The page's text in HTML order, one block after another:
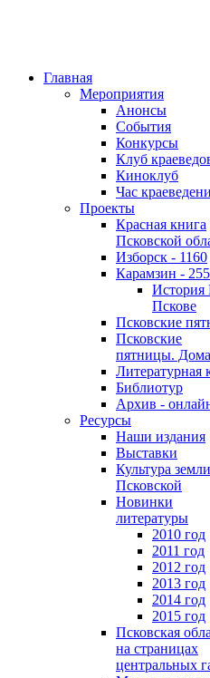
Главная
Мероприятия
Анонсы
События
Конкурсы
Клуб
Киноклуб
Час
Проекты
Красная книга
Псковской
Изборск - 1160
Карамзин - 255
История
Пскове
Псковские
Псковские
пятницы.
Литературная
Библиотур
Архив -
Ресурсы
Наши издания
Выставки
Культура земли
Псковской
Новинки
литературы
2010 год
2011 год
2012 год
2013 год
2014 год
2015 год
Псковская
на страницах
центральных